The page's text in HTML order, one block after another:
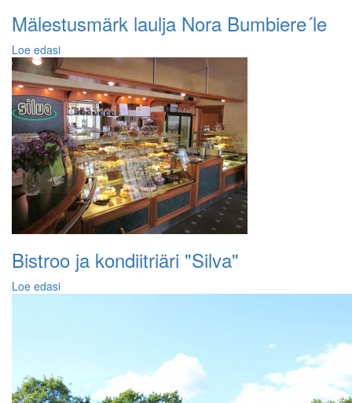
Mälestusmärk laulja Nora Bumbiere´le
Loe edasi
Bistroo ja kondiitriäri "Silva"
Loe edasi